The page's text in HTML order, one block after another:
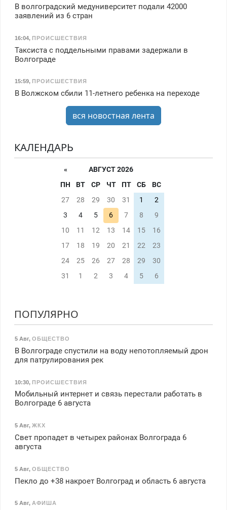
В волгоградский медуниверситет подали 42000
заявлений из 6 стран
16:04, ПРОИСШЕСТВИЯ
Таксиста с поддельными правами задержали в
Волгограде
15:59, ПРОИСШЕСТВИЯ
В Волжском сбили 11-летнего ребенка на переходе
вся новостная лента
КАЛЕНДАРЬ
«
АВГУСТ 2026
ПН
ВТ СР ЧТ ПТ СБ
ВС
27
28 29 30 31 1
2
3
4 5 6 7 8
9
10
11 12 13 14 15
16
17
18 19 20 21 22
23
24
25 26 27 28 29
30
31
1 2 3 4 5 6
ПОПУЛЯРНО
5 Авг, ОБЩЕСТВО
В Волгограде спустили на воду непотопляемый дрон
для патрулирования рек
10:30, ПРОИСШЕСТВИЯ
Мобильный интернет и связь перестали работать в
Волгограде 6 августа
5 Авг, ЖКХ
Свет пропадет в четырех районах Волгограда 6
августа
5 Авг, ОБЩЕСТВО
Пекло до +38 накроет Волгоград и область 6 августа
5 Авг, АФИША